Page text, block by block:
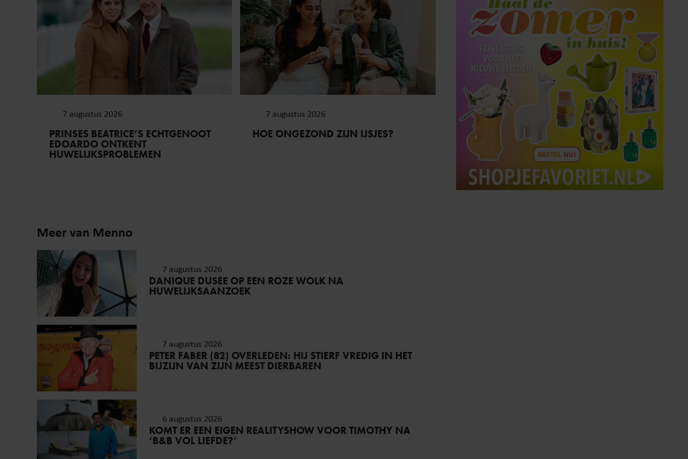
7 augustus 2026
PRINSES BEATRICE’S ECHTGENOOT
EDOARDO ONTKENT
HUWELIJKSPROBLEMEN
7 augustus 2026
HOE ONGEZOND ZIJN IJSJES?
Meer van Menno
7 augustus 2026
DANIQUE DUSÉE OP EEN ROZE WOLK NA
HUWELIJKSAANZOEK
7 augustus 2026
PETER FABER (82) OVERLEDEN: HIJ STIERF VREDIG IN HET
BIJZIJN VAN ZIJN MEEST DIERBAREN
6 augustus 2026
KOMT ER EEN EIGEN REALITYSHOW VOOR TIMOTHY NA
‘B&B VOL LIEFDE?’